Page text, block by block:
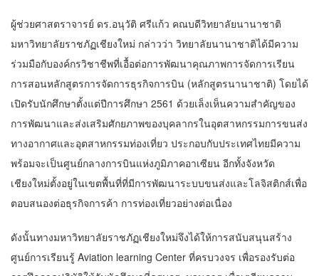
ผู้ช่วยศาสตราจารย์ ดร.อนุวัติ ศรีแก้ว คณบดีวิทยาลัยนานาชาติ
มหาวิทยาลัยราชภัฏเชียงใหม่ กล่าวว่า วิทยาลัยนานาชาติได้มีความ
ร่วมมือกับองค์กรวิชาชีพที่เอื้อต่อการพัฒนาคุณภาพการจัดการเรียน
การสอนหลักสูตรการจัดการธุรกิจการบิน (หลักสูตรนานาชาติ) โดยได้
เปิดรับนักศึกษาตั้งแต่ปีการศึกษา 2561 ด้วยเล็งเห็นความสำคัญของ
การพัฒนาและส่งเสริมศักยภาพของบุคลากรในอุตสาหกรรมการขนส่ง
ทางอากาศและอุตสาหกรรมท่องเที่ยว ประกอบกับประเทศไทยมีความ
พร้อมจะเป็นศูนย์กลางการบินแห่งภูมิภาคอาเซียน อีกทั้งจังหวัด
เชียงใหม่ตั้งอยู่ในเขตพื้นที่ที่มีการพัฒนาระบบขนส่งและโลจิสติกส์เพื่อ
ตอบสนองต่อธุรกิจการค้า การท่องเที่ยวอย่างต่อเนื่อง
ดังนั้นทางมหาวิทยาลัยราชภัฏเชียงใหม่จึงได้ให้การสนับสนุนสร้าง
ศูนย์การเรียนรู้ Aviation learning Center ที่ครบวงจร เพื่อรองรับต่อ